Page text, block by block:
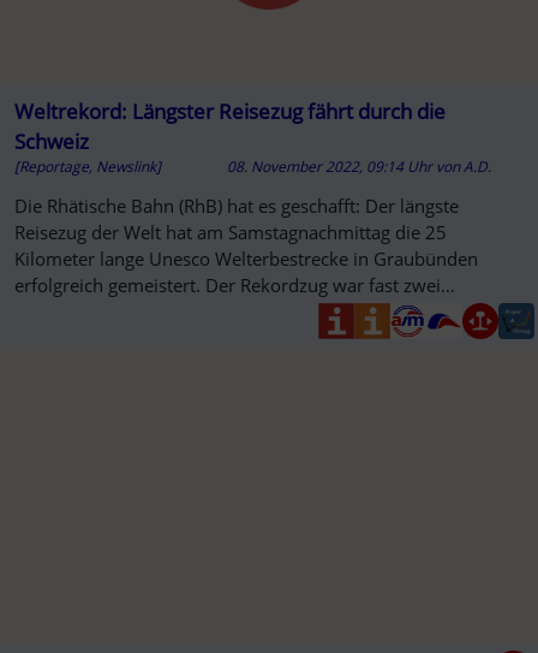
Weltrekord: Längster Reisezug fährt durch die
Schweiz
[Reportage, Newslink] 08. November 2022, 09:14 Uhr vonA.D.
Die Rhätische Bahn (RhB) hat es geschafft: Der längste
Reisezug der Welt hat am Samstagnachmittag die 25
Kilometer lange Unesco Welterbestrecke in Graubünden
erfolgreich gemeistert. Der Rekordzug war fast zwei